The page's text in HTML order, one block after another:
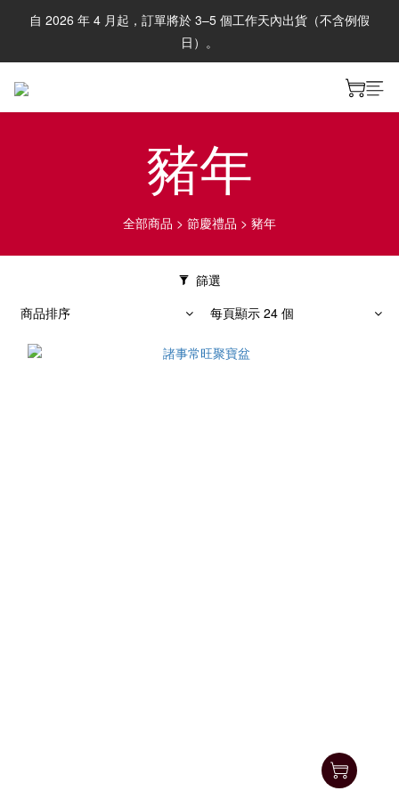
自 2026 年 4 月起，訂單將於 3–5 個工作天內出貨（不含例假
日）。
豬年
全部商品 > 節慶禮品 > 豬年
篩選
商品排序
每頁顯示 24 個